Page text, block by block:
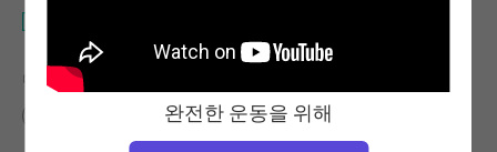
완전한 운동을 위해
다음에 대한 유사한 클래스 찾기
전체 스튜디오